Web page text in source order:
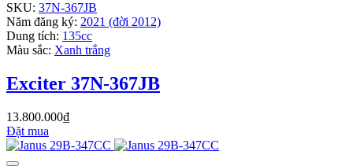
SKU: 37N-367JB
Năm đăng ký: 2021 (đời 2012)
Dung tích: 135cc
Màu sắc: Xanh trắng
Exciter 37N-367JB
13.800.000₫
Đặt mua